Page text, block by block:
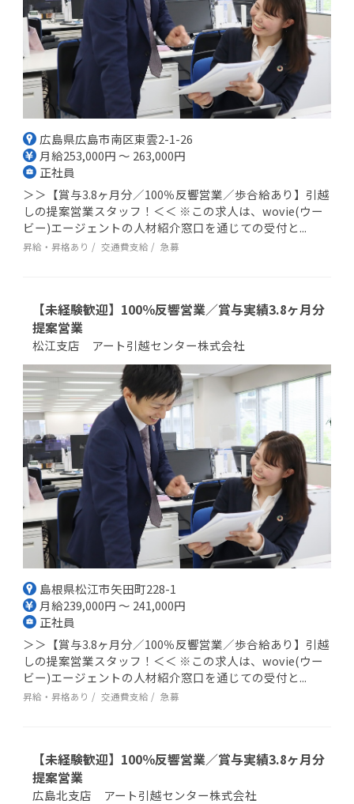
広島県広島市南区東雲2-1-26
月給253,000円 ～ 263,000円
正社員
＞＞【賞与3.8ヶ月分／100％反響営業／歩合給あり】引越
しの提案営業スタッフ！＜＜ ※この求人は、wovie(ウー
ビー)エージェントの人材紹介窓口を通じての受付と...
昇給・昇格あり 交通費支給 急募
【未経験歓迎】100％反響営業／賞与実績3.8ヶ月分
提案営業
松江支店 アート引越センター株式会社
島根県松江市矢田町228-1
月給239,000円 ～ 241,000円
正社員
＞＞【賞与3.8ヶ月分／100％反響営業／歩合給あり】引越
しの提案営業スタッフ！＜＜ ※この求人は、wovie(ウー
ビー)エージェントの人材紹介窓口を通じての受付と...
昇給・昇格あり 交通費支給 急募
【未経験歓迎】100％反響営業／賞与実績3.8ヶ月分
提案営業
広島北支店 アート引越センター株式会社